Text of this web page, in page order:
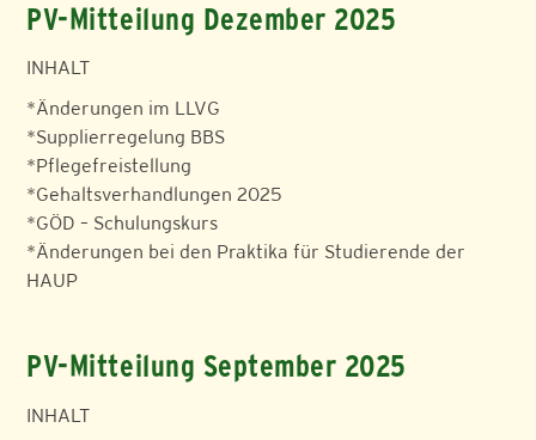
PV-Mitteilung Dezember 2025
INHALT
*Änderungen im LLVG
*Supplierregelung BBS
*Pflegefreistellung
*Gehaltsverhandlungen 2025
*GÖD – Schulungskurs
*Änderungen bei den Praktika für Studierende der
HAUP
PV-Mitteilung September 2025
INHALT